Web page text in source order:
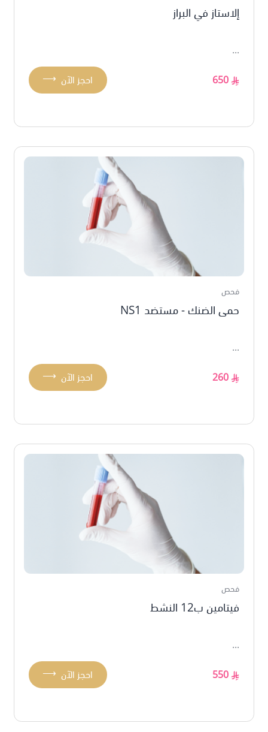
إلاستاز في البراز
...
650
⟶ احجز الآن
فحص
حمى الضنك - مستضد NS1
...
260
⟶ احجز الآن
فحص
فيتامين ب12 النشط
...
550
⟶ احجز الآن